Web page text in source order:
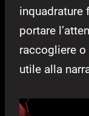
inquadrature
portare
raccogliere
utile alla